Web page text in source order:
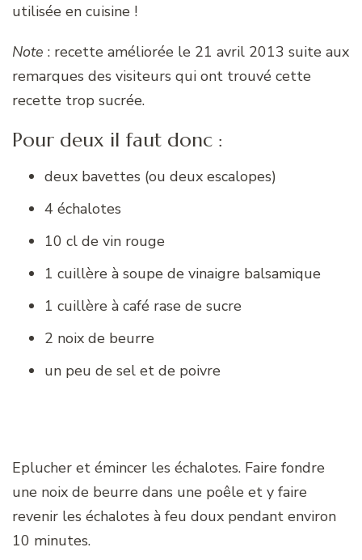
utilisée en cuisine !
Note : recette améliorée le 21 avril 2013 suite aux
remarques des visiteurs qui ont trouvé cette
recette trop sucrée.
Pour deux il faut donc :
deux bavettes (ou deux escalopes)
4 échalotes
10 cl de vin rouge
1 cuillère à soupe de vinaigre balsamique
1 cuillère à café rase de sucre
2 noix de beurre
un peu de sel et de poivre
Eplucher et émincer les échalotes. Faire fondre
une noix de beurre dans une poêle et y faire
revenir les échalotes à feu doux pendant environ
10 minutes.